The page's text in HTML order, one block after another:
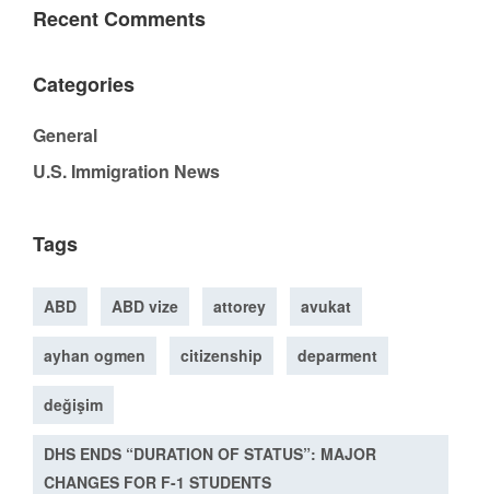
Recent Comments
Categories
General
U.S. Immigration News
Tags
ABD ABD vize attorey avukat
ayhan ogmen citizenship deparment
değişim
DHS ENDS “DURATION OF STATUS”: MAJOR
CHANGES FOR F-1 STUDENTS